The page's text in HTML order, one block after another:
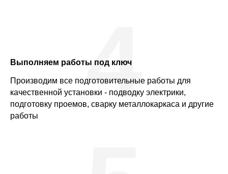
Выполняем работы под ключ
Производим все подготовительные работы для
качественной установки - подводку электрики,
подготовку проемов, сварку металлокаркаса и другие
работы
4